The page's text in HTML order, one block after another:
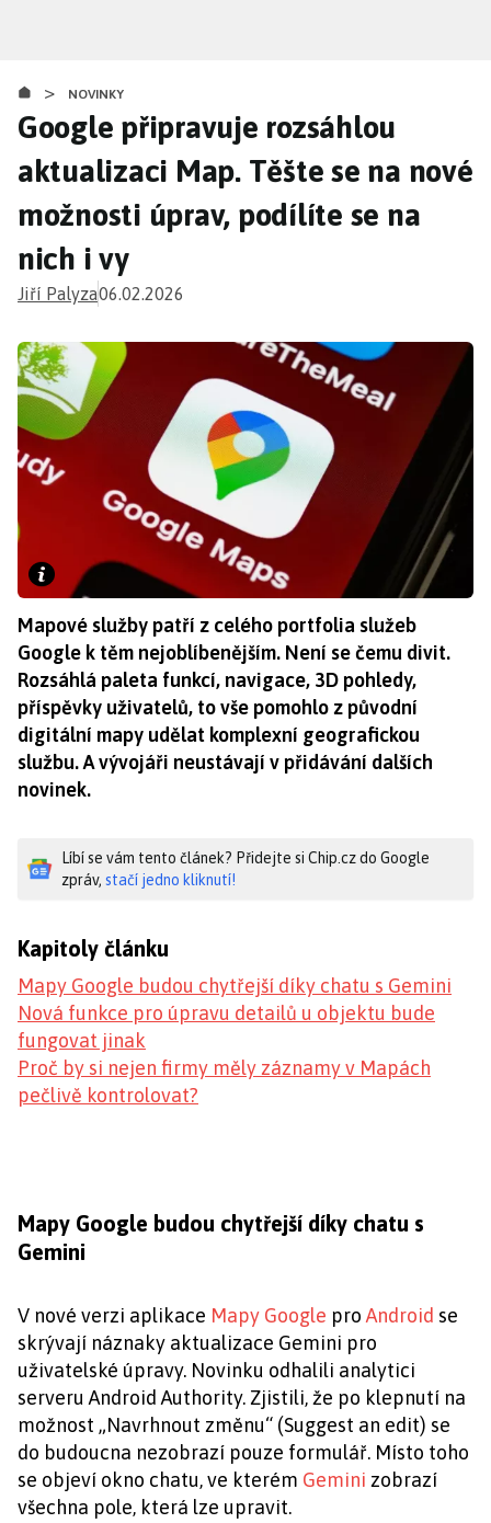
obsahu
> NOVINKY
Google připravuje rozsáhlou
aktualizaci Map. Těšte se na nové
možnosti úprav, podílíte se na
nich i vy
Jiří Palyza06.02.2026
Mapové služby patří z celého portfolia služeb
Google k těm nejoblíbenějším. Není se čemu divit.
Rozsáhlá paleta funkcí, navigace, 3D pohledy,
příspěvky uživatelů, to vše pomohlo z původní
digitální mapy udělat komplexní geografickou
službu. A vývojáři neustávají v přidávání dalších
novinek.
Líbí se vám tento článek? Přidejte si Chip.cz do Google
zpráv, stačí jedno kliknutí!
Kapitoly článku
Mapy Google budou chytřejší díky chatu s Gemini
Nová funkce pro úpravu detailů u objektu bude
fungovat jinak
Proč by si nejen firmy měly záznamy v Mapách
pečlivě kontrolovat?
Mapy Google budou chytřejší díky chatu s
Gemini
V nové verzi aplikace Mapy Google proAndroid se
skrývají náznaky aktualizace Gemini pro
uživatelské úpravy. Novinku odhalili analytici
serveru Android Authority. Zjistili, že po klepnutí na
možnost „Navrhnout změnu“ (Suggest an edit) se
do budoucna nezobrazí pouze formulář. Místo toho
se objeví okno chatu, ve kterém Gemini zobrazí
všechna pole, která lze upravit.